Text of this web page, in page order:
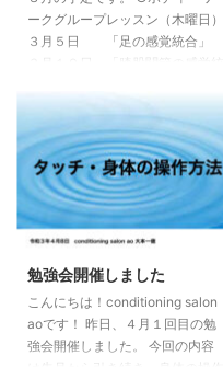
ループレッスン（福住） 1日 （木
...
ークグループレッスン（木曜日）
３月５日 「足の感覚統合」
曜日） ３月１０日 「テーマ未
定」 ３月２４日 「テーマ 未
定」 →予約する ○勉強会（木曜
日） ３月１２日 「膝の評価・
治療」 ３月２６日 「股関節の
評価・治療」 整体・パーソナル
レッスンの予約もお待ちしていま
080-4041-7555
勉強会開催しました
こんにちは！conditioning salon
aoです！ 昨日、４月１回目の勉
強会開催しました。 今回の内容
は先月から引き続き、身体の操作